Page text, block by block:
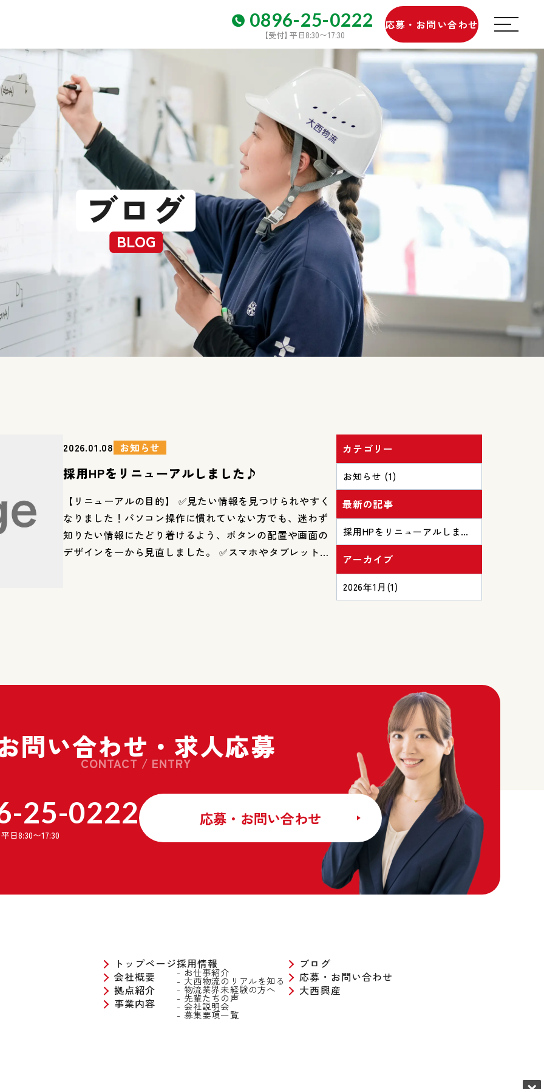
0896-25-0222
【受付】 平日8:30〜17:30
応募・お問い合わせ
ブログ
BLOG
2026.01.08 お知らせ
採用HPをリニューアルしました♪
【リニューアルの目的】 ✅見たい情報を見つけられやすく
なりました！パソコン操作に慣れていない方でも、迷わず
知りたい情報にたどり着けるよう、ボタンの配置や画面の
デザインを一から見直しました。 ✅スマホやタブレットで
ズにアクセスできる設計といたしました。 ✅会社情報発信
いたしました。 ✅お問い合わせの利便性向上フォームの入
力項目や設置個所を見直し、ストレスなくスムーズにお問
い合わせいただけるよう改善いたしました。 ✅サービス内
くために各サービスの情報をバージョンアップしました。
▼各ページ名と記載内容 ● トップページ「大西物流の特
徴」がひと目でわかる当社ホームページの玄関です。あな
たにぴったりの働き方が見つかるようにサポートします。
● 会社概要カトーレックグループの一員としての安定した
経営基盤や、地域と共に歩んできた70年の歴史など、皆様
を紹介しています。各拠点の役割や職場の雰囲気もイメー
ジしていただける内容です。 ● 事業内容長距離輸送から地
場配送、保管、流通加工まで。日本の物流を支える当社の
事業を分かりやすく解説しています。「運ぶだけじゃな
カテゴリー
お知らせ (1)
最新の記事
採用HPをリニューアルしまし
た♪
アーカイブ
2026年1月 (1)
問い合わせ・ 求人応募
CONTACT / ENTRY
25-0222
平日8:30〜17:30
応募・お問い合わせ
トップページ
会社概要
拠点紹介
事業内容
採用情報
お仕事紹介
大西物流のリアルを知る
物流業界未経験の方へ
先輩たちの声
会社説明会
募集要項一覧
ブログ
応募・お問い合わせ
大西興産